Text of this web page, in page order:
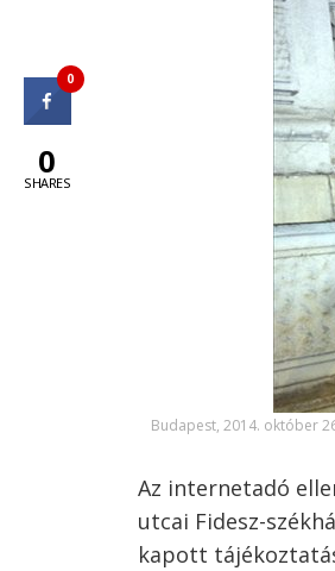
Budapest, 2014. október
Az internetadó
utcai Fidesz-
kapott
0
0
SHARES